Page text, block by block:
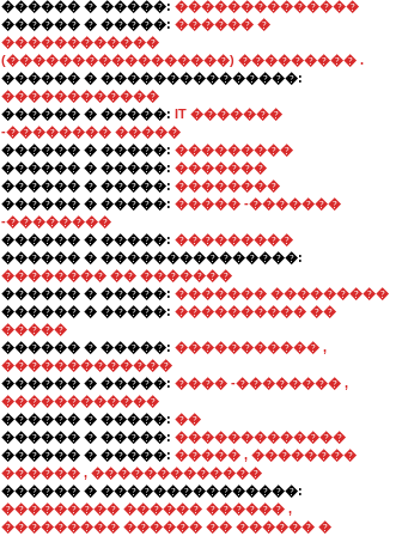
������ � �����: ��������������
������ � �����: ������ �
������������
(�����������������) ��������� .
������ � ���������������:
������������
������ � �����: IT �������
-�������� �����
������ � �����: ���������
������ � �����: �������
������ � �����: ��������
������ � �����: ����� -�������
-��������
������ � �����: ���������
������ � ���������������:
�������� �� �������
������ � �����: ������� ���������
������ � �����: ���������� ��
�����
������ � �����: ����������� ,
�������������
������ � �����: ���� -�������� ,
������������
������ � �����: ��
������ � �����: �������������
������ � �����: ����� , ��������
������ , �������������
������ � ���������������:
��������� ������ ������ ,
��������� ������ �� ������ �